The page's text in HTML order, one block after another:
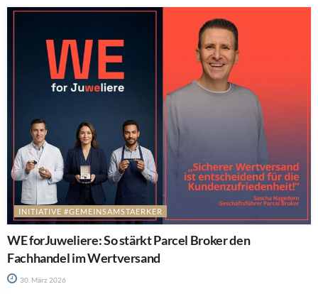
INITIATIVE #GEMEINSAMSTAERKER
WE forJuweliere: So stärkt Parcel Broker den
Fachhandel im Wertversand
30. März 2026